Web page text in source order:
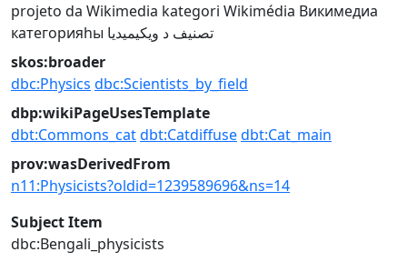
projeto da Wikimedia kategori Wikimédia Викимедиа
категорияһы تصنيف د ويكيميديا
skos:broader
dbc:Physics dbc:Scientists_by_field
dbp:wikiPageUsesTemplate
dbt:Commons_catdbt:Catdiffusedbt:Cat_main
prov:wasDerivedFrom
n11:Physicists?oldid=1239589696&ns=14
Subject Item
dbc:Bengali_physicists